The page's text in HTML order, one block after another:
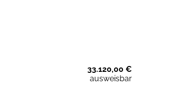
33.120,00 €
ausweisbar